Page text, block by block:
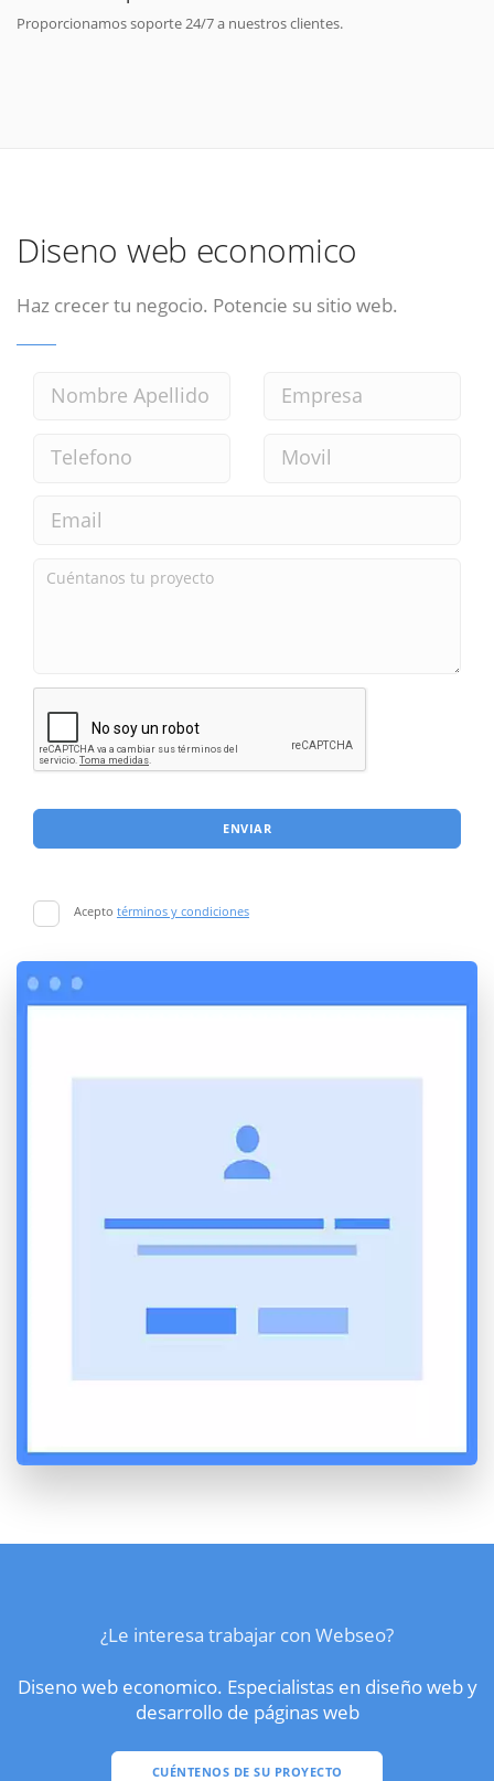
Proporcionamos soporte 24/7 a nuestros clientes.
Diseno web economico
Haz crecer tu negocio. Potencie su sitio web.
ENVIAR
Acepto términos y condiciones
¿Le interesa trabajar con Webseo?
Diseno web economico. Especialistas en diseño web y
desarrollo de páginas web
CUÉNTENOS DE SU PROYECTO